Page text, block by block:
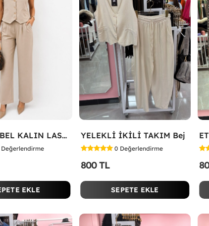
YELEKLİ BEL KALIN LASTİK İKİLİ TAKIM Bej
Değerlendirme
EKLE
YELEKLİ İKİLİ TAKIM Bej
0 Değerlendirme
800 TL
SEPETE EKLE